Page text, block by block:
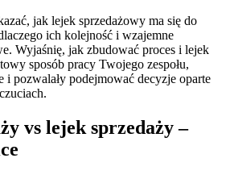
jak lejek sprzedażowy ma się do
ich kolejność i wzajemne
Wyjaśnię, jak zbudować proces i lejek
sposób pracy Twojego zespołu,
i pozwalały podejmować decyzje oparte
vs lejek sprzedaży –